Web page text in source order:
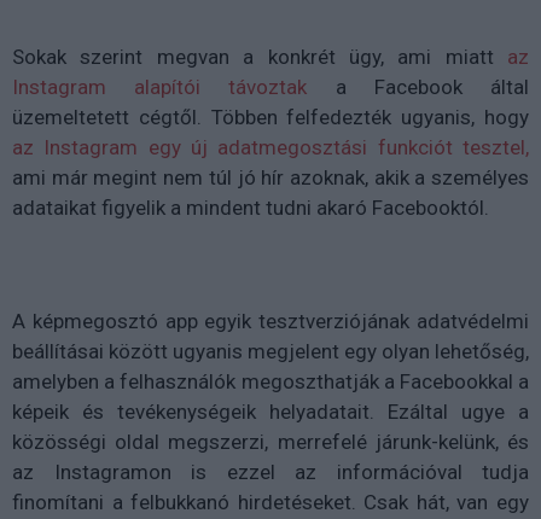
Sokak szerint megvan a konkrét ügy, ami miatt az
Instagram alapítói távoztak a Facebook által
üzemeltetett cégtől. Többen felfedezték ugyanis, hogy
az Instagram egy új adatmegosztási funkciót tesztel,
ami már megint nem túl jó hír azoknak, akik a személyes
adataikat figyelik a mindent tudni akaró Facebooktól.
A képmegosztó app egyik tesztverziójának adatvédelmi
beállításai között ugyanis megjelent egy olyan lehetőség,
amelyben a felhasználók megoszthatják a Facebookkal a
képeik és tevékenységeik helyadatait. Ezáltal ugye a
közösségi oldal megszerzi, merrefelé járunk-kelünk, és
az Instagramon is ezzel az információval tudja
finomítani a felbukkanó hirdetéseket. Csak hát, van egy